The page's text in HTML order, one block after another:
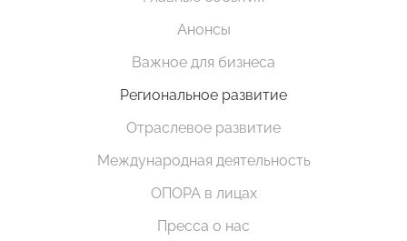
Анонсы
Важное для бизнеса
Региональное развитие
Отраслевое развитие
Международная деятельность
ОПОРА в лицах
Пресса о нас